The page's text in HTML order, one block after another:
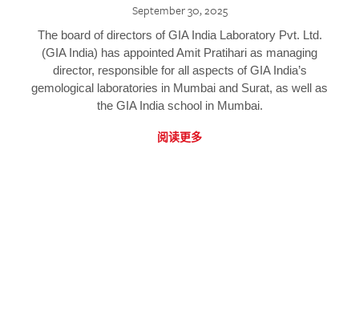
September 30, 2025
The board of directors of GIA India Laboratory Pvt. Ltd.
(GIA India) has appointed Amit Pratihari as managing
director, responsible for all aspects of GIA India’s
gemological laboratories in Mumbai and Surat, as well as
the GIA India school in Mumbai.
阅读更多